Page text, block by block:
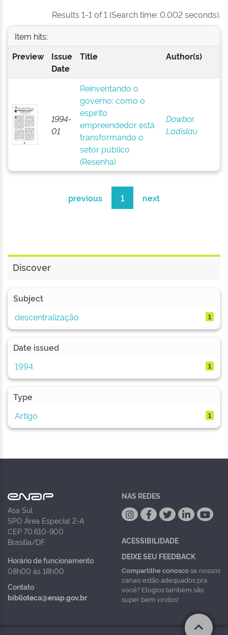
Results 1-1 of 1 (Search time: 0.002 seconds).
Item hits:
Preview
Issue
Date
Title Author(s)
1994-
01
Reinventando o
governo: como o
espírito
empreendedor está
transformando o
setor público
(Resenha)
Dowbor,
Ladislau
previous 1 next
Discover
Subject
descentralização
1
Date issued
1994
1
Type
Artigo
1
Asa Sul
SPO Área Especial 2-A
CEP 70.610-900
Brasília/DF
Horário de funcionamento
08h00 às 18h00
Contato
biblioteca@enap.gov.br
NAS REDES
ACESSIBILIDADE
DEIXE SEU FEEDBACK
Compartilhe conoscose nossos
canais estão adequados pra
você? Elogios também são
super bem vindos!